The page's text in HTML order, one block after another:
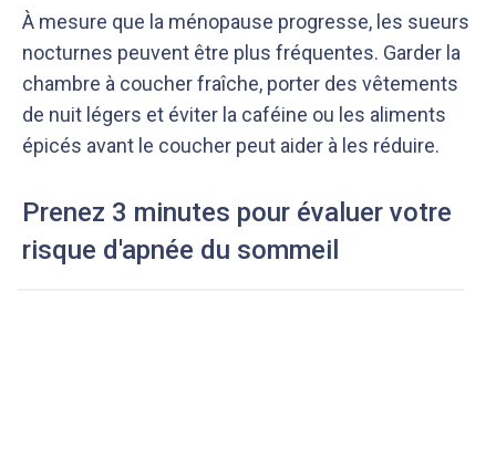
À mesure que la ménopause progresse, les sueurs
nocturnes peuvent être plus fréquentes. Garder la
chambre à coucher fraîche, porter des vêtements
de nuit légers et éviter la caféine ou les aliments
épicés avant le coucher peut aider à les réduire.
Prenez 3 minutes pour évaluer votre
risque d'apnée du sommeil